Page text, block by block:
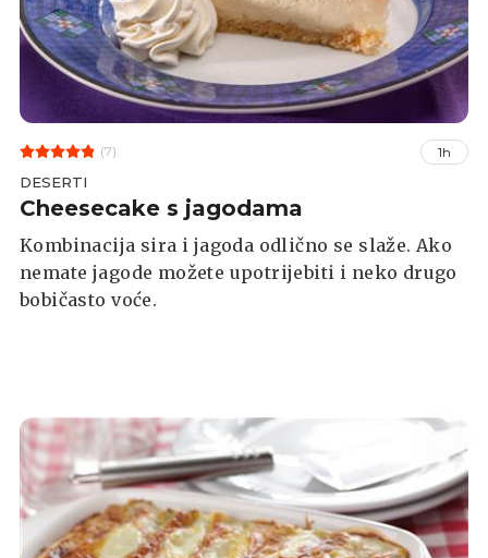
(7) 1h
DESERTI
Cheesecake s jagodama
Kombinacija sira i jagoda odlično se slaže. Ako
nemate jagode možete upotrijebiti i neko drugo
bobičasto voće.